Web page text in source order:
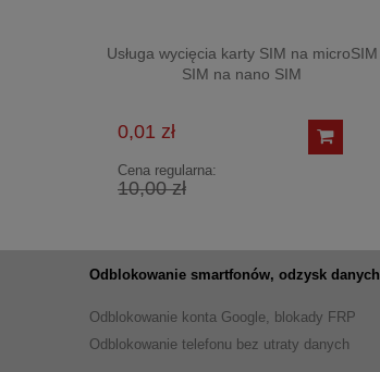
Usługa wycięcia karty SIM na microSIM
SIM na nano SIM
0,01 zł
Cena regularna:
10,00 zł
Odblokowanie smartfonów, odzysk danych
Odblokowanie konta Google, blokady FRP
Odblokowanie telefonu bez utraty danych